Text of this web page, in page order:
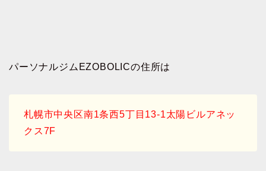
パーソナルジムEZOBOLICの住所は
札幌市中央区南1条西5丁目13-1太陽ビルアネッ
クス7F